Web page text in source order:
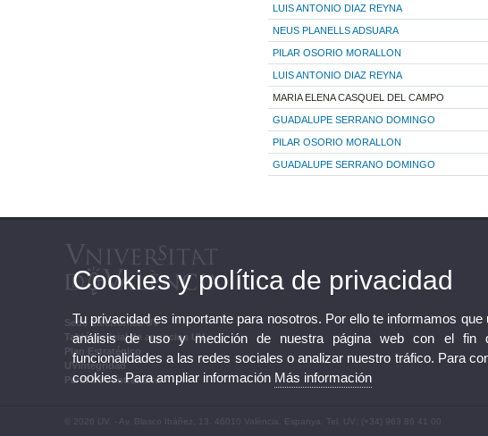
LUIS ANTONIO DIAZ REYNA
NEUS PLANELLS ADSUARA
PILAR OSORIO MORALLON
LUIS ANTONIO DIAZ REYNA
MARIA ELENA CASQUEL DEL CAMPO
GUADALUPE SERRANO DOMINGO
PILAR OSORIO MORALLON
GUADALUPE SERRANO DOMINGO
Sede Electrónica UV
Tablón oficial de anuncios UV
Plan Estratégico
UVintegridad
Perfil de contratante
© 2026 UV. - Av. Blasco Ibáñez, 13. 46010 València. Espanya. Tel. UV: (+34) 963 86 41 00
Cookies y política de privacidad
Tu privacidad es importante para nosotros. Por ello te informamos
análisis de uso y medición de nuestra página web con el fin
funcionalidades a las redes sociales o analizar nuestro tráfico. Para
cookies. Para ampliar información Más información